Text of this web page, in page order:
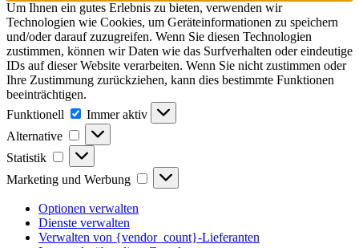
Um Ihnen ein gutes Erlebnis zu bieten, verwenden wir
Technologien wie Cookies, um Geräteinformationen zu speichern
und/oder darauf zuzugreifen. Wenn Sie diesen Technologien
zustimmen, können wir Daten wie das Surfverhalten oder eindeutige
IDs auf dieser Website verarbeiten. Wenn Sie nicht zustimmen oder
Ihre Zustimmung zurückziehen, kann dies bestimmte Funktionen
beeinträchtigen.
Funktionell
Funktionell
Immer aktiv
Alternative
Alternative
Statistik Statistik
Marketing und Werbung
Marketing
und
Optionen verwalten
Dienste verwalten
Verwalten von {vendor_count}-Lieferanten